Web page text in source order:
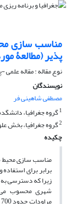
مناسب سازی
پذیر (مطالعۀ
نوع مقاله : مقاله
نویسندگان
مصطفی شاهینی فر
1گروه جغرافیا،
2گروه جغرافیا، بخش
چکیده
مناسب سازی
برابر برای
زیرا که دسترسی
شهری محسوب